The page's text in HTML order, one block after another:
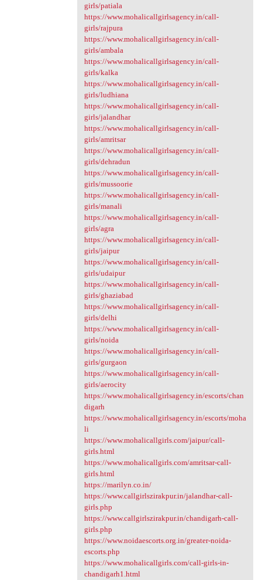
girls/patiala
https://www.mohalicallgirlsagency.in/call-
girls/rajpura
https://www.mohalicallgirlsagency.in/call-
girls/ambala
https://www.mohalicallgirlsagency.in/call-
girls/kalka
https://www.mohalicallgirlsagency.in/call-
girls/ludhiana
https://www.mohalicallgirlsagency.in/call-
girls/jalandhar
https://www.mohalicallgirlsagency.in/call-
girls/amritsar
https://www.mohalicallgirlsagency.in/call-
girls/dehradun
https://www.mohalicallgirlsagency.in/call-
girls/mussoorie
https://www.mohalicallgirlsagency.in/call-
girls/manali
https://www.mohalicallgirlsagency.in/call-
girls/agra
https://www.mohalicallgirlsagency.in/call-
girls/jaipur
https://www.mohalicallgirlsagency.in/call-
girls/udaipur
https://www.mohalicallgirlsagency.in/call-
girls/ghaziabad
https://www.mohalicallgirlsagency.in/call-
girls/delhi
https://www.mohalicallgirlsagency.in/call-
girls/noida
https://www.mohalicallgirlsagency.in/call-
girls/gurgaon
https://www.mohalicallgirlsagency.in/call-
girls/aerocity
https://www.mohalicallgirlsagency.in/escorts/chan
digarh
https://www.mohalicallgirlsagency.in/escorts/moha
li
https://www.mohalicallgirls.com/jaipur/call-
girls.html
https://www.mohalicallgirls.com/amritsar-call-
girls.html
https://marilyn.co.in/
https://www.callgirlszirakpur.in/jalandhar-call-
girls.php
https://www.callgirlszirakpur.in/chandigarh-call-
girls.php
https://www.noidaescorts.org.in/greater-noida-
escorts.php
https://www.mohalicallgirls.com/call-girls-in-
chandigarh1.html